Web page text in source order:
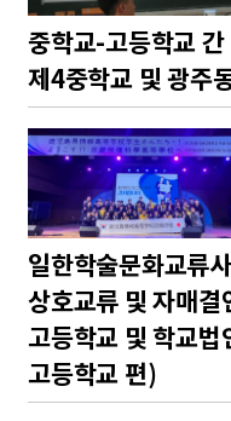
중학교-고등학교
제4중학교 및 광주
일한학술문화교류
상호교류 및 자매
고등학교 및 학교
고등학교 편)